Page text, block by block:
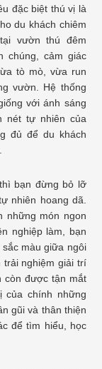
đặc biệt thú vị là
du khách chiêm
vườn thú đêm
chúng, cảm giác
tò mò, vừa run
vườn. Hệ thống
với ánh sáng
nét tự nhiên của
đủ để du khách
bạn đừng bỏ lỡ
nhiên hoang dã.
những món ngon
nghiệp làm, bạn
màu giữa ngôi
trải nghiệm giải trí
còn được tận mắt
của chính những
gũi và thân thiện
để tìm hiểu, học